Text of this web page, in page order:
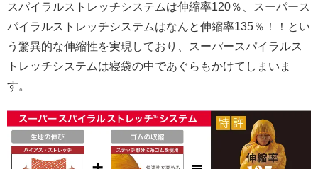
スパイラルストレッチシステムは伸縮率120％、スーパース
パイラルストレッチシステムはなんと伸縮率135％！！とい
う驚異的な伸縮性を実現しており、スーパースパイラルス
トレッチシステムは寝袋の中であぐらもかけてしまいま
す。